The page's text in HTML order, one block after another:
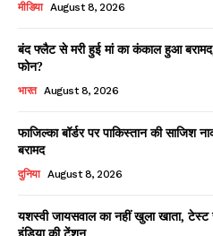
मीडिया August 8, 2026
बंद फ्लैट से मरी हुई मां का कंकाल हुआ
फोन?
भारत August 8, 2026
फाजिल्का बॉर्डर पर पाकिस्तान की
बरामद
दुनिया August 8, 2026
यशस्वी जायसवाल का नहीं खुला खाता, टेस्ट